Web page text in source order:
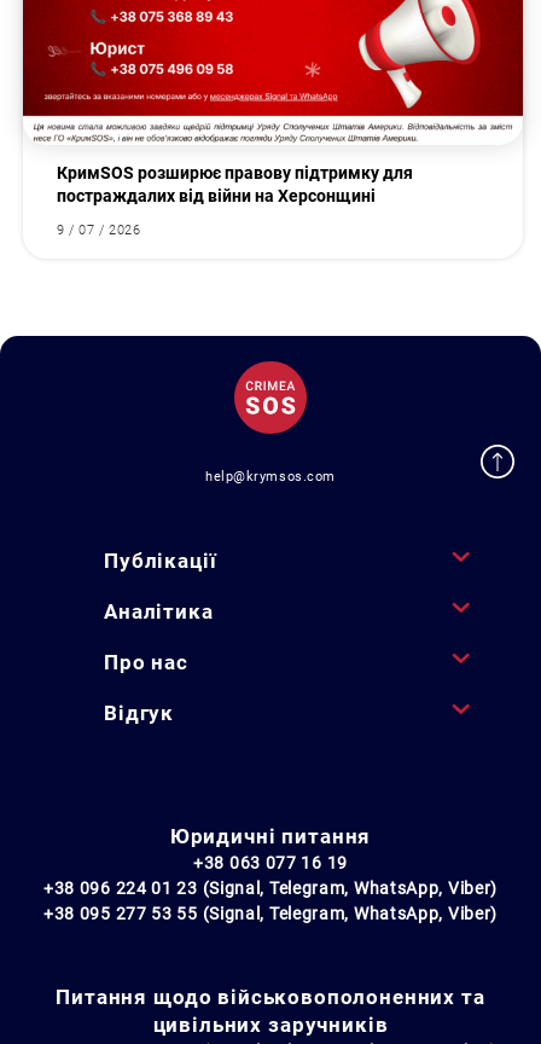
КримSOS розширює правову підтримку для
постраждалих від війни на Херсонщині
9 / 07 / 2026
help@krymsos.com
Публікації
Аналітика
Про нас
Відгук
Юридичні питання
+38 063 077 16 19
+38 096 224 01 23 (Signal, Telegram, WhatsApp, Viber)
+38 095 277 53 55 (Signal, Telegram, WhatsApp, Viber)
Питання щодо військовополоненних та
цивільних заручників